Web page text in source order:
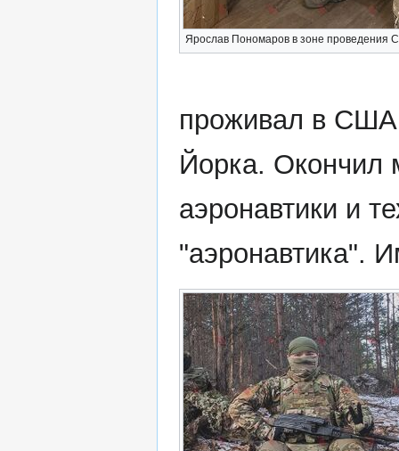
Ярослав Пономаров в зоне проведения
проживал в
Йорка. Окончил
аэронавтики и
"аэронавтика".